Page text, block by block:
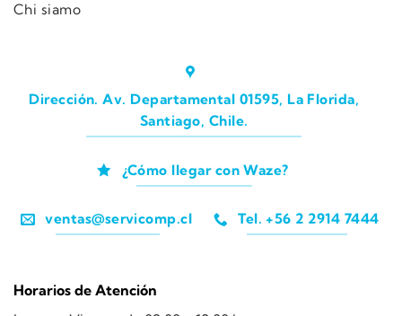
Chi siamo
Dirección. Av. Departamental 01595, La Florida,
Santiago, Chile.
¿Cómo llegar con Waze?
ventas@servicomp.cl Tel. +56 2 2914 7444
Horarios de Atención